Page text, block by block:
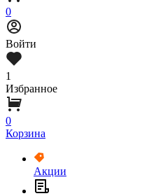
0
Войти
1
Избранное
0
Корзина
Акции